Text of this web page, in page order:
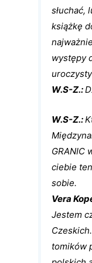
słuchać,
książkę
występy
W.S-Z.:
W.S-Z.:
GRANIC
ciebie
sobie.
Vera
Jestem
tomików